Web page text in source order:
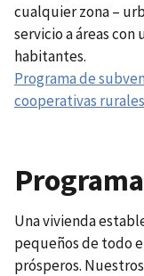
cualquier zona –
servicio a áreas con
habitantes.
Programa de
cooperativas rurales
Una vivienda
pequeños de todo
prósperos.